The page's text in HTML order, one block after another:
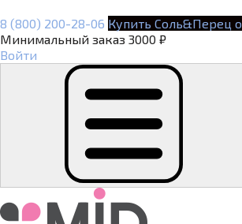
8 (800) 200-28-06 Купить Соль&Перец
Минимальный заказ 3000 ₽
Войти